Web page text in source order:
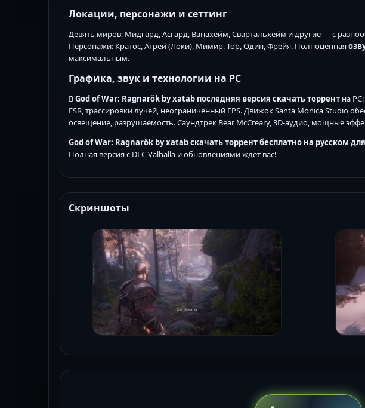
Локации, персонажи и сеттинг
Девять миров: Мидгард, Асгард, Ванахейм, Свартальхейм и другие — с
Персонажи: Кратос, Атрей (Локи), Мимир, Тор, Один, Фрейя. Полноценная
максимальным.
Графика, звук и технологии на PC
ВGod of War: Ragnarök by xatab последняя версия скачать торрент на
FSR, трассировки лучей, неограниченный FPS. Движок Santa Monica Studio
освещение, разрушаемость. Саундтрек Bear McCreary, 3D-аудио, мощные
God of War: Ragnarök by xatab скачать торрент бесплатно на русском для
Полная версия с DLC Valhalla и обновлениями ждёт вас!
Скриншоты